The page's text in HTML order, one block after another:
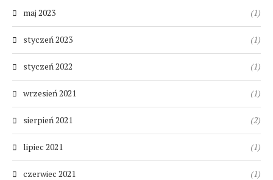
maj 2023 (1)
styczeń 2023 (1)
styczeń 2022 (1)
wrzesień 2021 (1)
sierpień 2021 (2)
lipiec 2021 (1)
czerwiec 2021 (1)